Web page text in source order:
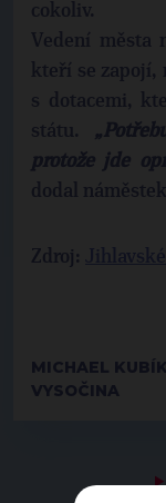
▶
cokoliv.
Vedení města
kteří se zapojí,
s dotacemi,
státu.
protože jde
dodal
Zdroj:
MICHAEL
VYSOČINA